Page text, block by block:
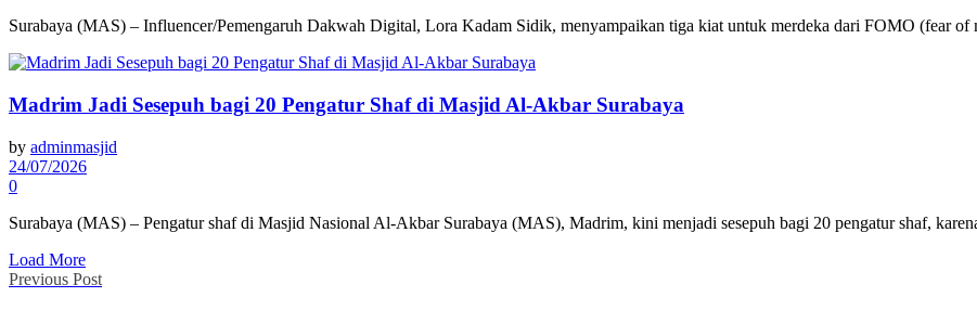
Surabaya (MAS) – Influencer/Pemengaruh Dakwah Digital, Lora Kadam Sidik, menyampaikan tiga kiat untuk merdeka dari FOMO (fear of
Madrim Jadi Sesepuh bagi 20 Pengatur Shaf di Masjid Al-Akbar Surabaya
by adminmasjid
24/07/2026
0
Surabaya (MAS) – Pengatur shaf di Masjid Nasional Al-Akbar Surabaya (MAS), Madrim, kini menjadi sesepuh bagi 20 pengatur shaf,
Load More
Previous Post